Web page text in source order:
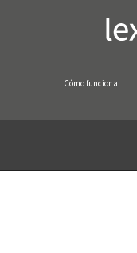
Cómo funciona